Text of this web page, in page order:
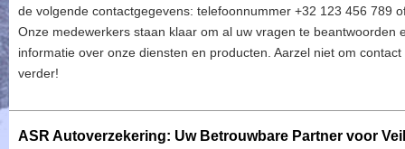
de volgende contactgegevens: telefoonnummer +32 123 456 789
Onze medewerkers staan klaar om al uw vragen te beantwoorden
informatie over onze diensten en producten. Aarzel niet om
verder!
ASR Autoverzekering: Uw Betrouwbare Partner voor